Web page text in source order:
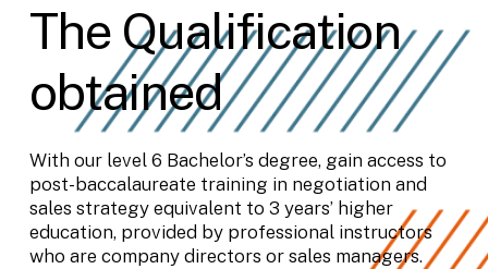
The Qualification
obtained
With our level 6 Bachelor’s degree, gain access to
post-baccalaureate training in negotiation and
sales strategy equivalent to 3 years’ higher
education, provided by professional instructors
who are company directors or sales managers.